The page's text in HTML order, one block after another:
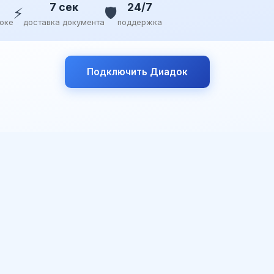
⚡ 7 сек
доставка документа🛡️ 24/7
поддержка
Подключить Диадок